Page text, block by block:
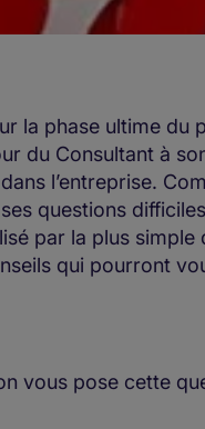
la phase ultime du
du Consultant à
l’entreprise.
questions
par la plus simple
qui pourront
vous pose cette